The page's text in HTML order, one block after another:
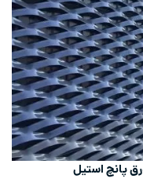
پانچ استیل